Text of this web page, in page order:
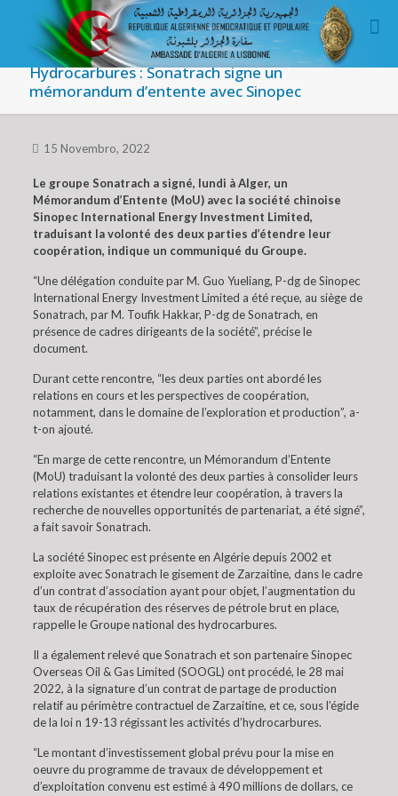
Hydrocarbures : Sonatrach signe un
mémorandum d’entente avec Sinopec
15 Novembro, 2022
Le groupe Sonatrach a signé, lundi à Alger, un
Mémorandum d’Entente (MoU) avec la société chinoise
Sinopec International Energy Investment Limited,
traduisant la volonté des deux parties d’étendre leur
coopération, indique un communiqué du Groupe.
“Une délégation conduite par M. Guo Yueliang, P-dg de Sinopec
International Energy Investment Limited a été reçue, au siège de
Sonatrach, par M. Toufik Hakkar, P-dg de Sonatrach, en
présence de cadres dirigeants de la société”, précise le
document.
Durant cette rencontre, “les deux parties ont abordé les
relations en cours et les perspectives de coopération,
notamment, dans le domaine de l’exploration et production”, a-
t-on ajouté.
“En marge de cette rencontre, un Mémorandum d’Entente
(MoU) traduisant la volonté des deux parties à consolider leurs
relations existantes et étendre leur coopération, à travers la
recherche de nouvelles opportunités de partenariat, a été signé”,
a fait savoir Sonatrach.
La société Sinopec est présente en Algérie depuis 2002 et
exploite avec Sonatrach le gisement de Zarzaitine, dans le cadre
d’un contrat d’association ayant pour objet, l’augmentation du
taux de récupération des réserves de pétrole brut en place,
rappelle le Groupe national des hydrocarbures.
Il a également relevé que Sonatrach et son partenaire Sinopec
Overseas Oil & Gas Limited (SOOGL) ont procédé, le 28 mai
2022, à la signature d’un contrat de partage de production
relatif au périmètre contractuel de Zarzaitine, et ce, sous l’égide
de la loi n 19-13 régissant les activités d’hydrocarbures.
“Le montant d’investissement global prévu pour la mise en
oeuvre du programme de travaux de développement et
d’exploitation convenu est estimé à 490 millions de dollars, ce